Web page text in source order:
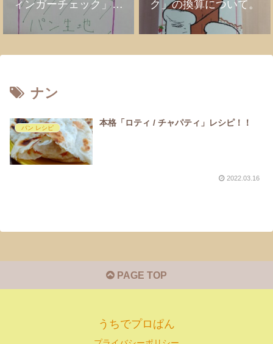
ィンガーチェック」の
話。
ク」の換算について。
ナン
パン レシピ
本格「ロティ / チャパティ」レシピ！！
2022.03.16
PAGE TOP
うちでプロぱん